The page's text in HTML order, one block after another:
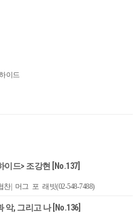
이드
이드> 조강현 [No.137]
| 머그 포 래빗(02-548-7488)
악, 그리고 나 [No.136]